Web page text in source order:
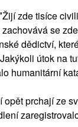
Žijí zde tisíce
se
dědictví,
útok na
humanitární
prchají ze